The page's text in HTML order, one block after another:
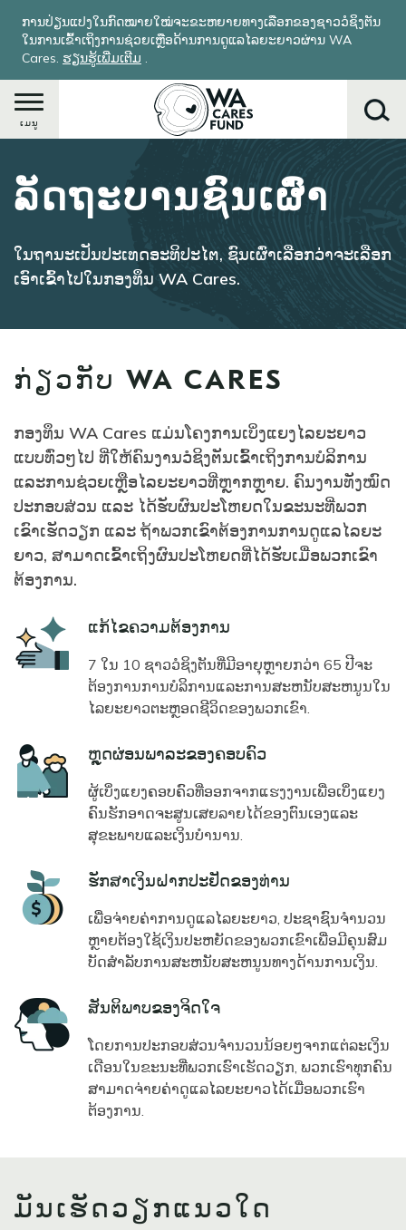
ເນື້ອ
ໃນ
ຕົ້ນຕໍ
ການປ່ຽນແປງໃນກົດໝາຍໃໝ່ຈະຂະຫຍາຍທາງເລືອກຂອງຊາວວໍຊິງຕັນ
ໃນການເຂົ້າເຖິງການຊ່ວຍເຫຼືອດ້ານການດູແລໄລຍະຍາວຜ່ານ WA
Cares. ຮຽນ​ຮູ້​ເພີ່ມ​ເຕີມ ​.
ເມນູ
ຄົ້ນຫາ
ລັດຖະບານຊົນເຜົ່າ
ໃນ​ຖາ​ນະ​ເປັນ​ປະ​ເທດ​ອະ​ທິ​ປະ​ໄຕ, ຊົນ​ເຜົ່າ​ເລືອກ​ວ່າ​ຈະ​ເລືອກ​
ເອົາ​ເຂົ້າ​ໄປ​ໃນ​ກອງ​ທຶນ WA Cares.
ກ່ຽວກັບ WA CARES
ກອງທຶນ WA Cares ແມ່ນໂຄງການເບິ່ງແຍງໄລຍະຍາວ
ແບບທົ່ວໆໄປ ທີ່ໃຫ້ຄົນງານວໍຊິງຕັນເຂົ້າເຖິງການບໍລິການ
ແລະການຊ່ວຍເຫຼືອໄລຍະຍາວທີ່ຫຼາກຫຼາຍ. ຄົນງານທັງໝົດ
ປະກອບສ່ວນ ແລະ ໄດ້ຮັບຜົນປະໂຫຍດໃນຂະນະທີ່ພວກ
ເຂົາເຮັດວຽກ ແລະ ຖ້າພວກເຂົາຕ້ອງການການດູແລໄລຍະ
ຍາວ, ສາມາດເຂົ້າເຖິງຜົນປະໂຫຍດທີ່ໄດ້ຮັບເມື່ອພວກເຂົາ
ຕ້ອງການ.
Icon ແກ້ໄຂຄວາມຕ້ອງການ
7 ໃນ 10 ຊາວວໍຊິງຕັນທີ່ມີອາຍຸຫຼາຍກວ່າ 65 ປີຈະ
ຕ້ອງການການບໍລິການແລະການສະຫນັບສະຫນູນໃນ
ໄລຍະຍາວຕະຫຼອດຊີວິດຂອງພວກເຂົາ.
Icon ຫຼຸດຜ່ອນພາລະຂອງຄອບຄົວ
ຜູ້ເບິ່ງແຍງຄອບຄົວທີ່ອອກຈາກແຮງງານເພື່ອເບິ່ງແຍງ
ຄົນຮັກອາດຈະສູນເສຍລາຍໄດ້ຂອງຕົນເອງແລະ
ສຸຂະພາບແລະເງິນບໍານານ.
Icon ຮັກສາເງິນຝາກປະຢັດຂອງທ່ານ
ເພື່ອຈ່າຍຄ່າການດູແລໄລຍະຍາວ, ປະຊາຊົນຈໍານວນ
ຫຼາຍຕ້ອງໃຊ້ເງິນປະຫຍັດຂອງພວກເຂົາເພື່ອມີຄຸນສົມ
ບັດສໍາລັບການສະຫນັບສະຫນູນທາງດ້ານການເງິນ.
Icon ສັນຕິພາບຂອງຈິດໃຈ
ໂດຍການປະກອບສ່ວນຈໍານວນນ້ອຍໆຈາກແຕ່ລະເງິນ
ເດືອນໃນຂະນະທີ່ພວກເຮົາເຮັດວຽກ, ພວກເຮົາທຸກຄົນ
ສາມາດຈ່າຍຄ່າດູແລໄລຍະຍາວໄດ້ເມື່ອພວກເຮົາ
ຕ້ອງການ.
ມັນເຮັດວຽກແນວໃດ